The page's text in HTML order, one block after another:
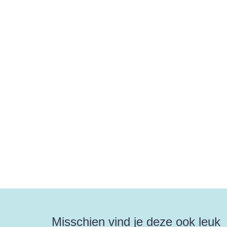
Misschien vind je deze ook leuk